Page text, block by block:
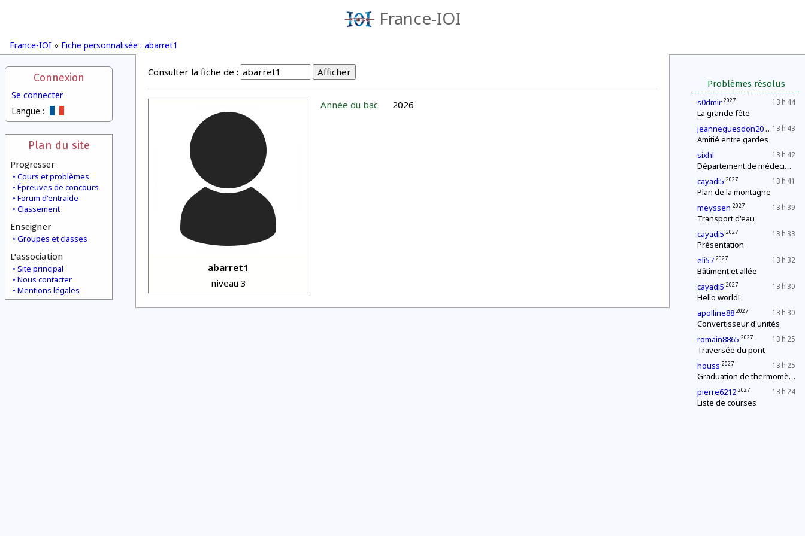
France-IOI
France-IOI » Fiche personnalisée : abarret1
Connexion
Se connecter
Langue :
Plan du site
Progresser
Cours et problèmes
Épreuves de concours
Forum d'entraide
Classement
Enseigner
Groupes et classes
L'association
Site principal
Nous contacter
Mentions légales
Problèmes résolus
13 h 44
s0dmir 2027
La grande fête
13 h 43
jeanneguesdon20 2027
Amitié entre gardes
13 h 42
sixhl
Département de médecine : contrôle d'une épidémie
13 h 41
cayadi5 2027
Plan de la montagne
13 h 39
meyssen 2027
Transport d'eau
13 h 33
cayadi5 2027
Présentation
13 h 32
eli57 2027
Bâtiment et allée
13 h 30
cayadi5 2027
Hello world!
13 h 30
apolline88 2027
Convertisseur d'unités
13 h 25
romain8865 2027
Traversée du pont
13 h 25
houss 2027
Graduation de thermomètres
13 h 24
pierre6212 2027
Liste de courses
Consulter la fiche de :
abarret1
niveau 3
Année du bac 2026